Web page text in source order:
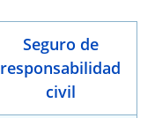
Seguro de
responsabilidad
civil